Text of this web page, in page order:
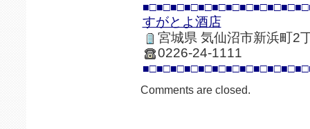
すがとよ酒店
宮城県 気仙沼市新浜町2
0226-24-1111
Comments are closed.